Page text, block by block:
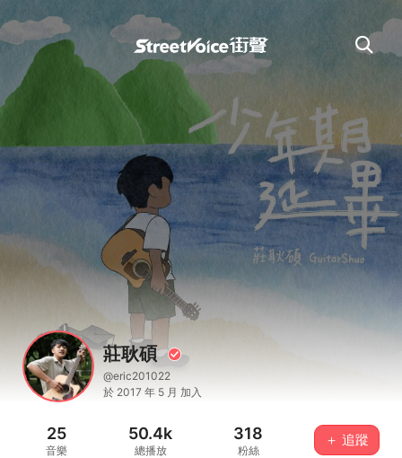
莊耿碩
@eric201022
於 2017 年 5 月 加入
25
音樂
50.4k
總播放
318
粉絲
＋ 追蹤